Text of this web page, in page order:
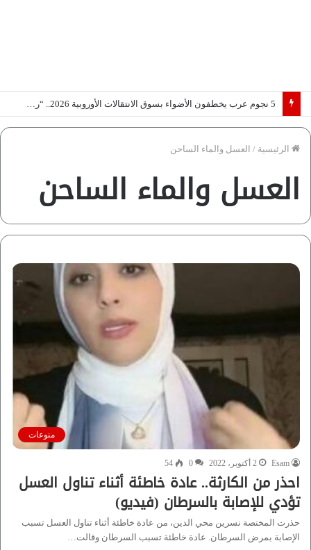
5 نجوم عرب يخطفون الأضواء بسوق الانتقالات الأوروبية 2026.. “رؤية” تكشف التفاصيل | إنفوجراف
الرئيسية / العسل والماء الساحن
العسل والماء الساحن
منوعات
Esam 2 أكتوبر، 2022 0
54
احذر من الكارثة.. عادة خاطئة أثناء تناول العسل
تؤدي للإصابة بالسرطان (فيديو)
حذرت المختصة نسرين محي الدين، من عادة خاطئة أثناء تناول العسل تسبب
الإصابة بمرض السرطان. عادة خاطئة تسبب السرطان وقالت…